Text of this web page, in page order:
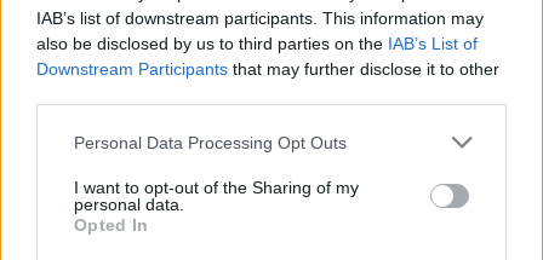
IAB’s list of downstream participants. This information may
also be disclosed by us to third parties on the IAB’s List of
Downstream Participants that may further disclose it to other
Personal Data Processing Opt Outs
I want to opt-out of the Sharing of my
personal data.
Opted In